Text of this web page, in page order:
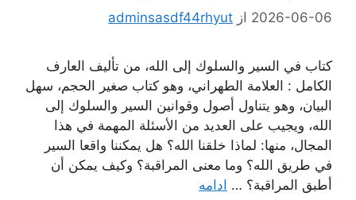
2026-06-06 از adminsasdf44rhyut
كتاب في السير والسلوك إلى الله، من تأليف العارف
الكامل : العلامة الطهراني، وهو كتاب صغير الحجم، سهل
البيان، وهو يتناول أصول وقوانين السير والسلوك إلى
الله، ويجيب على العديد من الأسئلة المهمة في هذا
المجال، منها: لماذا خلقنا الله؟ هل يمكننا واقعا السير
في طريق الله؟ وما معنى المراقبة؟ وكيف يمكن أن
أطبق المراقبة؟ … ادامه